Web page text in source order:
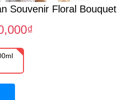
Souvenir Floral Bouquet